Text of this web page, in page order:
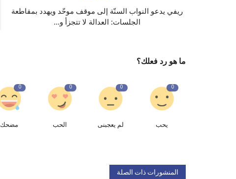
ريفي يدعو النواب السنّة إلى موقف موحّد ويهدد بمقاطعة
الجلسات: العدالة لا تتجزأ و...
ما هو رد فعلك؟
0
يحب
0
لم يعجبنى
0
الحب
0
مضحك
المنشورات ذات الصلة